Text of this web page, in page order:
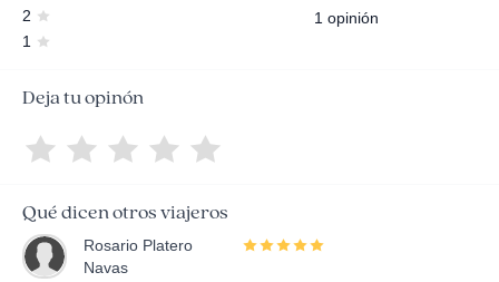
2
1
1 opinión
Deja tu opinón
Qué dicen otros viajeros
Rosario Platero
Navas